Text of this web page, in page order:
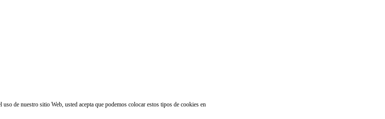
de nuestro sitio Web, usted acepta que podemos colocar estos tipos de cookies en